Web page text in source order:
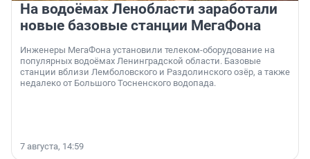
На водоёмах Ленобласти заработали
новые базовые станции МегаФона
Инженеры МегаФона установили телеком-оборудование на
популярных водоёмах Ленинградской области. Базовые
станции вблизи Лемболовского и Раздолинского озёр, а также
недалеко от Большого Тосненского водопада.
7 августа, 14:59